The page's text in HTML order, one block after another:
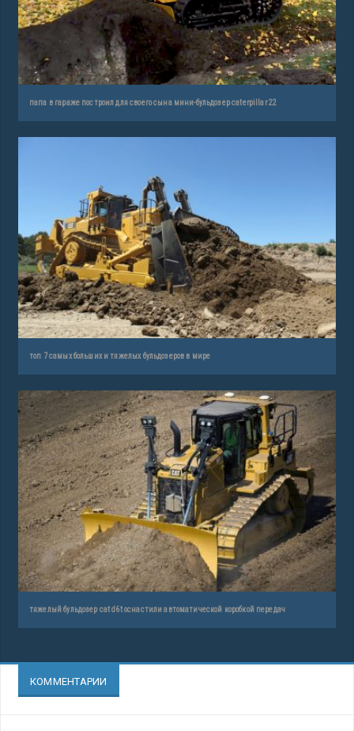
папа в гараже построил для своего сына мини-бульдозер caterpillar 22
топ 7 самых больших и тяжелых бульдозеров в мире
тяжелый бульдозер cat d6t оснастили автоматической коробкой передач
КОММЕНТАРИИ